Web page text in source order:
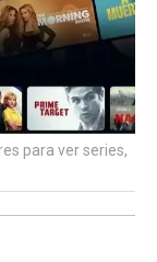
para ver series,